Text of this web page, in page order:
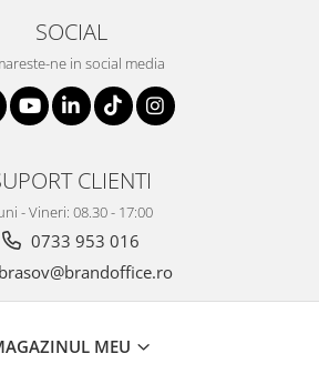
birou
SOCIAL
ne in social media
CLIENTI
- Vineri: 08.30 - 17:00
0733 953 016
brasov@brandoffice.ro
MEU